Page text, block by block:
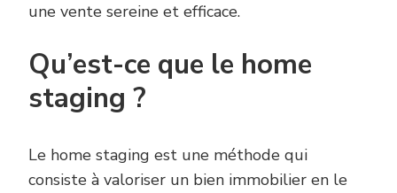
une vente sereine et efficace.
Qu’est-ce que le home
staging ?
Le home staging est une méthode qui
consiste à valoriser un bien immobilier en le